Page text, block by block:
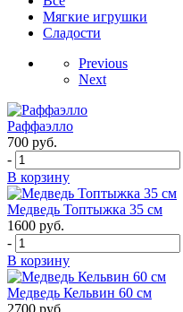
Мягкие игрушки
Сладости
Previous
Next
Раффаэлло
700 руб.
-
В корзину
Медведь Топтыжка 35 см
1600 руб.
-
В корзину
Медведь Кельвин 60 см